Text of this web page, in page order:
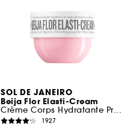
SOL DE JANEIRO
Beija Flor Elasti-Cream
Crème Corps Hydratante Pro-Élasticité
1927